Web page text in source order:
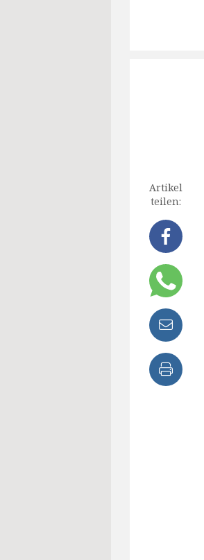
Artikel
teilen: